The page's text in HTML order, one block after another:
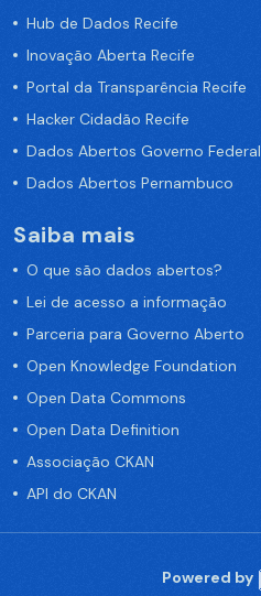
Hub de Dados Recife
Inovação Aberta Recife
Portal da Transparência Recife
Hacker Cidadão Recife
Dados Abertos Governo Federal
Dados Abertos Pernambuco
Saiba mais
O que são dados abertos?
Lei de acesso a informação
Parceria para Governo Aberto
Open Knowledge Foundation
Open Data Commons
Open Data Definition
Associação CKAN
API do CKAN
Powered by